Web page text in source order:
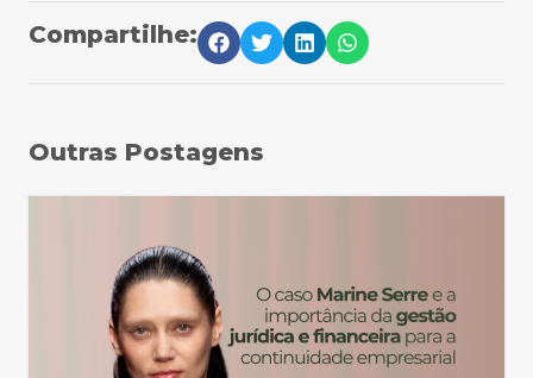
Compartilhe:
Outras Postagens